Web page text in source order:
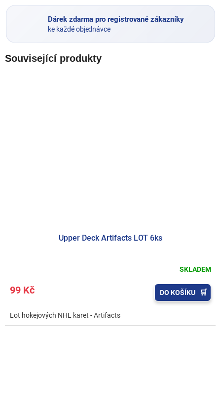
Dárek zdarma pro registrované zákazníky
ke každé objednávce
Související produkty
Upper Deck Artifacts LOT 6ks
SKLADEM
99 Kč DO KOŠÍKU
Lot hokejových NHL karet - Artifacts